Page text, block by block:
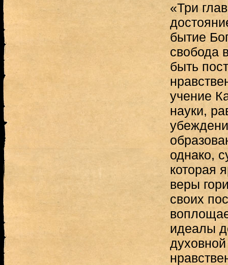
«Три
бытие
свобода
быть
учение
науки,
однако,
которая
веры
своих
идеалы